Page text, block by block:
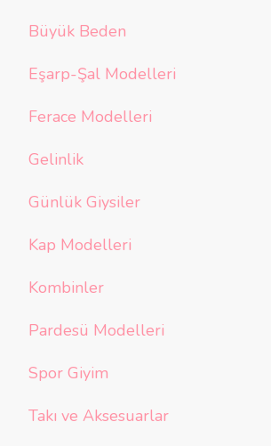
Büyük Beden
Eşarp-Şal Modelleri
Ferace Modelleri
Gelinlik
Günlük Giysiler
Kap Modelleri
Kombinler
Pardesü Modelleri
Spor Giyim
Takı ve Aksesuarlar